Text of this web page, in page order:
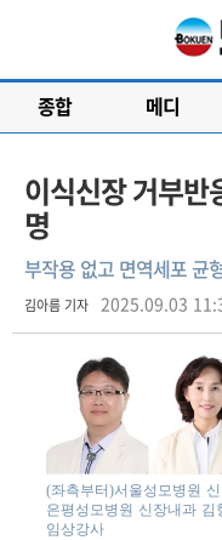
종합 메디
이식신장 거부반
명
부작용 없고 면역세포 균
김아름 기자 2025.09.03
(좌측부터)서울성모병원
은평성모병원 신장내과
임상강사